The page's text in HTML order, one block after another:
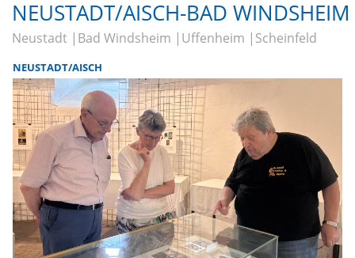
NEUSTADT/AISCH-BAD WINDSHEIM
Neustadt Bad Windsheim Uffenheim Scheinfeld
NEUSTADT/AISCH